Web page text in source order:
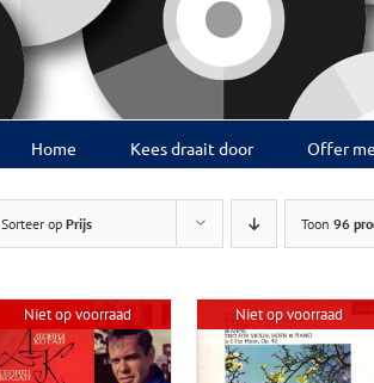
Home Kees draait door Offer
Sorteer op Prijs Toon 96
Niet op voorraad Niet op voorraad